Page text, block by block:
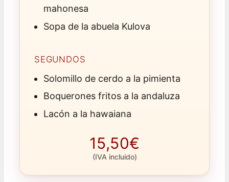
mahonesa
Sopa de la abuela Kulova
SEGUNDOS
Solomillo de cerdo a la pimienta
Boquerones fritos a la andaluza
Lacón a la hawaiana
15,50€
(IVA incluido)